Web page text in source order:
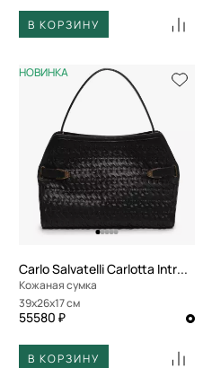
В КОРЗИНУ
НОВИНКА
Carlo Salvatelli Carlotta Intreccio
Кожаная сумка
39x26x17 см
55580 ₽
В КОРЗИНУ